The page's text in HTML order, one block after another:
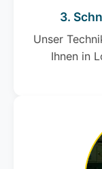
3.
Unser
Ihnen in